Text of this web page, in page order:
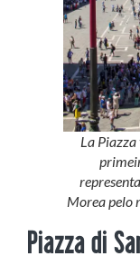
La
Morea pelo
Piazza di